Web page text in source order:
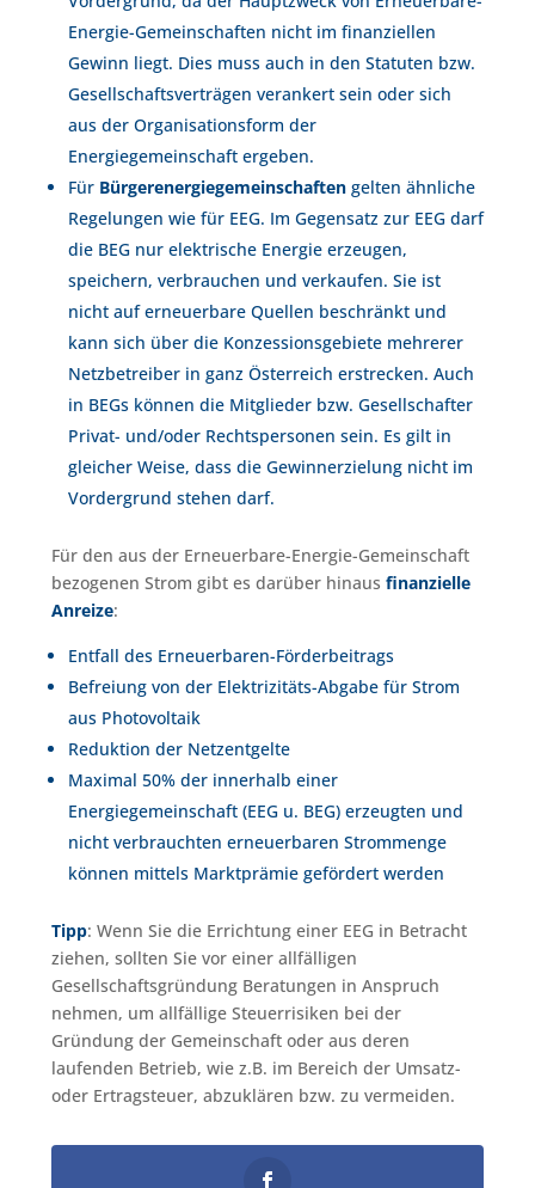
Energie-Gemeinschaften nicht im finanziellen
Gewinn liegt. Dies muss auch in den Statuten bzw.
Gesellschaftsverträgen verankert sein oder sich
aus der Organisationsform der
Energiegemeinschaft ergeben.
Für Bürgerenergiegemeinschaftengelten ähnliche
Regelungen wie für EEG. Im Gegensatz zur EEG darf
die BEG nur elektrische Energie erzeugen,
speichern, verbrauchen und verkaufen. Sie ist
nicht auf erneuerbare Quellen beschränkt und
kann sich über die Konzessionsgebiete mehrerer
Netzbetreiber in ganz Österreich erstrecken. Auch
in BEGs können die Mitglieder bzw. Gesellschafter
Privat- und/oder Rechtspersonen sein. Es gilt in
gleicher Weise, dass die Gewinnerzielung nicht im
Vordergrund stehen darf.
Für den aus der Erneuerbare-Energie-Gemeinschaft
bezogenen Strom gibt es darüber hinaus finanzielle
Anreize:
Entfall des Erneuerbaren-Förderbeitrags
Befreiung von der Elektrizitäts-Abgabe für Strom
aus Photovoltaik
Reduktion der Netzentgelte
Maximal 50% der innerhalb einer
Energiegemeinschaft (EEG u. BEG) erzeugten und
nicht verbrauchten erneuerbaren Strommenge
können mittels Marktprämie gefördert werden
Tipp: Wenn Sie die Errichtung einer EEG in Betracht
ziehen, sollten Sie vor einer allfälligen
Gesellschaftsgründung Beratungen in Anspruch
nehmen, um allfällige Steuerrisiken bei der
Gründung der Gemeinschaft oder aus deren
laufenden Betrieb, wie z.B. im Bereich der Umsatz-
oder Ertragsteuer, abzuklären bzw. zu vermeiden.